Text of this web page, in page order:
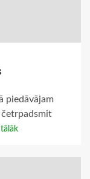
piedāvājam
četrpadsmit